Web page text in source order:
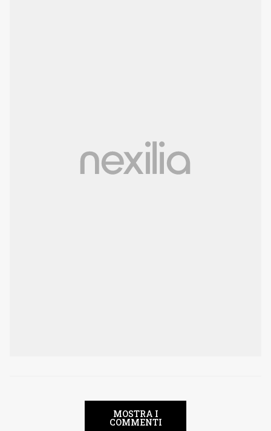
MOSTRA I
COMMENTI